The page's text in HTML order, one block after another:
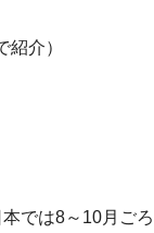
紹介）
では8～10月ご